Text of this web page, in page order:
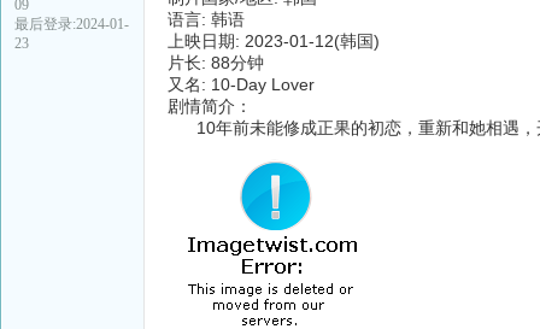
09
最后登录:2024-01-
23
语言: 韩语
上映日期: 2023-01-12(韩国)
片长: 88分钟
又名: 10-Day Lover
剧情简介：
10年前未能修成正果的初恋，重新和她相遇，